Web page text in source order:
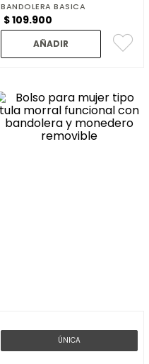
BANDOLERA BASICA
$109.900
AÑADIR
ÚNICA